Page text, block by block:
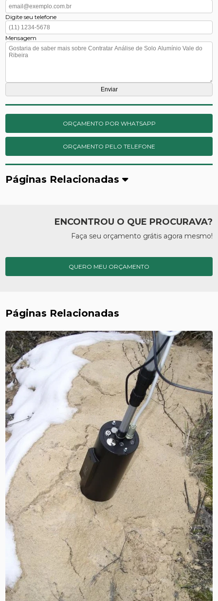
Digite seu telefone
Mensagem
ORÇAMENTO POR WHATSAPP
ORÇAMENTO PELO TELEFONE
Páginas Relacionadas
ENCONTROU O QUE PROCURAVA?
Faça seu orçamento grátis agora mesmo!
QUERO MEU ORÇAMENTO
Páginas Relacionadas